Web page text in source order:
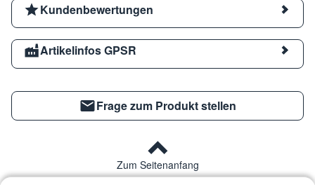
Kundenbewertungen
Artikelinfos GPSR
Frage zum Produkt stellen
Zum Seitenanfang